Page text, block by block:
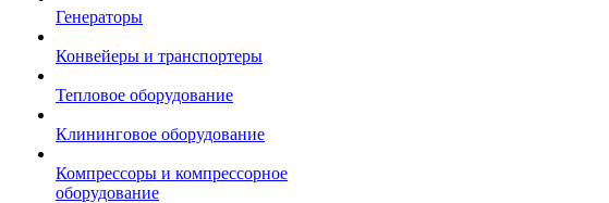
Генераторы
Конвейеры и транспортеры
Тепловое оборудование
Клининговое оборудование
Компрессоры и компрессорное
оборудование